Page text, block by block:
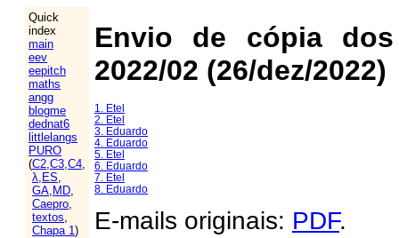
Quick
index
main
eev
eepitch
maths
angg
blogme
dednat6
littlelangs
PURO
(C2,C3,C4,
λ, ES,
GA, MD,
Caepro,
textos,
Chapa 1)
Envio de cópia
2022/02 (26/dez/2022)
1. Etel
2. Etel
3. Eduardo
4. Eduardo
5. Etel
6. Eduardo
7. Etel
8. Eduardo
E-mails originais: PDF.